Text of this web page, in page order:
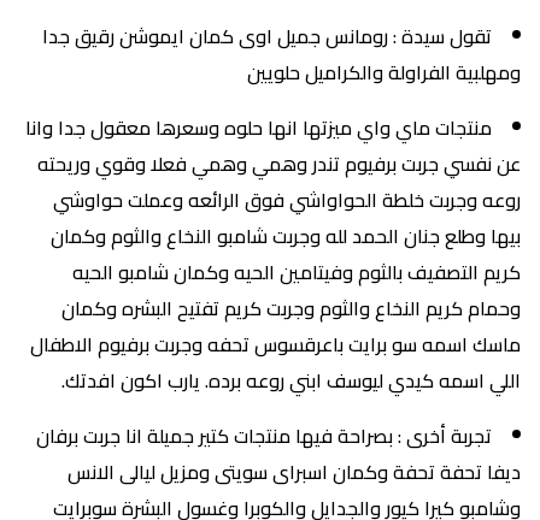
تقول سيدة : رومانس جميل اوى كمان ايموشن رقيق جدا
ومهلبية الفراولة والكراميل حلويين
منتجات ماي واي ميزتها انها حلوه وسعرها معقول جدا وانا
عن نفسي جربت برفيوم تندر وهمي وهمي فعلا وقوي وريحته
روعه وجربت خلطة الحواواشي فوق الرائعه وعملت حواوشي
بيها وطلع جنان الحمد لله وجربت شامبو النخاع والثوم وكمان
كريم التصفيف بالثوم وفيتامين الحيه وكمان شامبو الحيه
وحمام كريم النخاع والثوم وجربت كريم تفتيح البشره وكمان
ماسك اسمه سو برايت باعرقسوس تحفه وجربت برفيوم الاطفال
اللي اسمه كيدي ليوسف ابني روعه برده. يارب اكون افدتك.
تجربة أخرى : بصراحة فيها منتجات كتير جميلة انا جربت برفان
ديفا تحفة تحفة وكمان اسبراى سويتى ومزيل ليالى الانس
وشامبو كيرا كيور والجدايل والكوبرا وغسول البشرة سوبرايت